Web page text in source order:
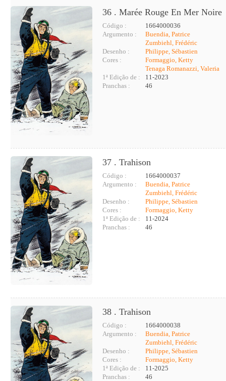
36 . Marée Rouge En Mer Noire
Código :
1664000036
Argumento :
Buendia, Patrice
Zumbiehl, Frédéric
Desenho :
Philippe, Sébastien
Cores :
Formaggio, Ketty
Tenaga Romanazzi, Valeria
1ª Edição de :
11-2023
Pranchas :
46
37 . Trahison
Código :
1664000037
Argumento :
Buendia, Patrice
Zumbiehl, Frédéric
Desenho :
Philippe, Sébastien
Cores :
Formaggio, Ketty
1ª Edição de :
11-2024
Pranchas :
46
38 . Trahison
Código :
1664000038
Argumento :
Buendia, Patrice
Zumbiehl, Frédéric
Desenho :
Philippe, Sébastien
Cores :
Formaggio, Ketty
1ª Edição de :
11-2025
Pranchas :
46